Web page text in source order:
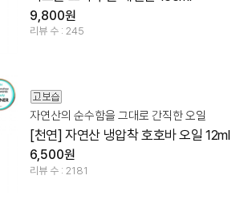
9,800원
리뷰 수 : 245
자연산의 순수함을 그대로 간직한 오일
[천연] 자연산 냉압착 호호바 오일 12ml
6,500원
리뷰 수 : 2181